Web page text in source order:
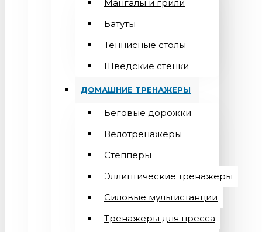
Мангалы и грили
Батуты
Теннисные столы
Шведские стенки
ДОМАШНИЕ ТРЕНАЖЕРЫ
Беговые дорожки
Велотренажеры
Степперы
Эллиптические тренажеры
Силовые мультистанции
Тренажеры для пресса